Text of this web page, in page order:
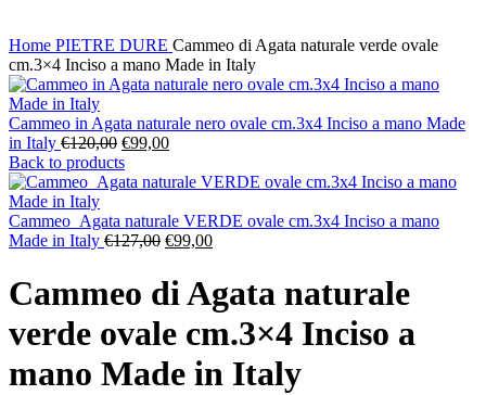
Home PIETRE DURE Cammeo di Agata naturale verde ovale
cm.3×4 Inciso a mano Made in Italy
Cammeo in Agata naturale nero ovale cm.3x4 Inciso a mano Made
in Italy €120,00 Il
prezzo
originale
€120,00.
€99,00Il
attuale
€99,00.
Back to products
Cammeo Agata naturale VERDE ovale cm.3x4 Inciso a mano
Made in Italy €127,00 Il
originale
€127,00.
€99,00Il
è:
€99,00.
Cammeo di Agata naturale
verde ovale cm.3×4 Inciso a
mano Made in Italy